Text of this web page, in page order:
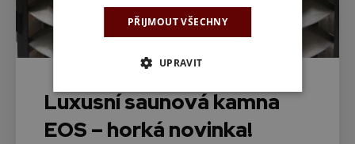
Luxusní saunová kamna
EOS – horká novinka!
PŘIJMOUT VŠECHNY
UPRAVIT